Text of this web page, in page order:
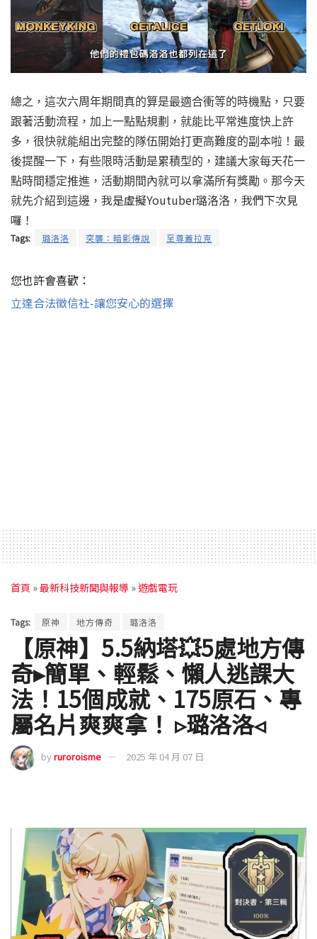
總之， 這次六周年期間真的算是最適合衝等的時機點，只要
跟著活動流程，加上一點點規劃，就能比平常進度快上許
多，很快就能組出完整的隊伍開始打更高難度的副本啦！ 最
後提醒一下，有些限時活動是累積型的，建議大家每天花一
點時間穩定推進，活動期間內就可以拿滿所有獎勵。那今天
就先介紹到這邊， 我是虛擬Youtuber璐洛洛，我們下次見
囉！
Tags: 璐洛洛 突襲：暗影傳說 至尊蓋拉克
您也許會喜歡：
立達合法徵信社-讓您安心的選擇
首頁 »最新科技新聞與報導 »遊戲電玩
Tags: 原神 地方傳奇 璐洛洛
【原神】5.5納塔💥5處地方傳
奇▸簡單、輕鬆、懶人逃課大
法！15個成就、175原石、專
屬名片爽爽拿！ ▹璐洛洛◃
byruroroisme 2025 年 04 月 07 日